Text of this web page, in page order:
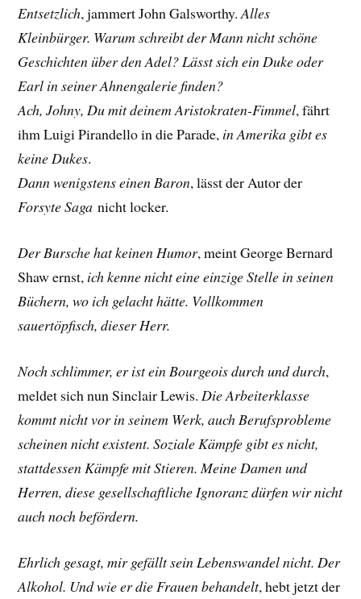
Entsetzlich, jammert John Galsworthy.Alles
Kleinbürger. Warum schreibt der Mann nicht schöne
Geschichten über den Adel? Lässt sich ein Duke oder
Earl in seiner Ahnengalerie finden?
Ach, Johny, Du mit deinem Aristokraten-Fimmel, fährt
ihm Luigi Pirandello in die Parade, in Amerika gibt es
keine Dukes.
Dann wenigstens einen Baron, lässt der Autor der
Forsyte Saga nicht locker.
Der Bursche hat keinen Humor, meint George Bernard
Shaw ernst, ich kenne nicht eine einzige Stelle in seinen
Büchern, wo ich gelacht hätte. Vollkommen
sauertöpfisch, dieser Herr.
Noch schlimmer, er ist ein Bourgeois durch und durch,
meldet sich nun Sinclair Lewis.Die Arbeiterklasse
kommt nicht vor in seinem Werk, auch Berufsprobleme
scheinen nicht existent. Soziale Kämpfe gibt es nicht,
stattdessen Kämpfe mit Stieren. Meine Damen und
Herren, diese gesellschaftliche Ignoranz dürfen wir nicht
auch noch befördern.
Ehrlich gesagt, mir gefällt sein Lebenswandel nicht. Der
Alkohol. Und wie er die Frauen behandelt, hebt jetzt der